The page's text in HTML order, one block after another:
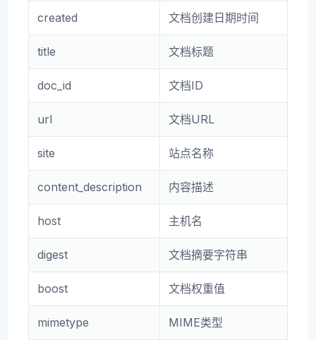
created 文档创建日期时间
title 文档标题
doc_id 文档ID
url 文档URL
site 站点名称
content_description 内容描述
host 主机名
digest 文档摘要字符串
boost 文档权重值
mimetype MIME类型